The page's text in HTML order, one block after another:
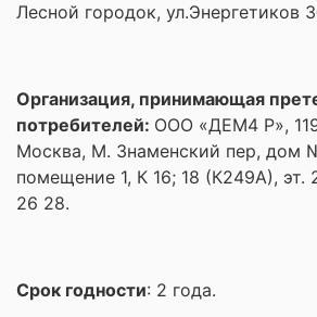
Лесной городок, ул.Энергетиков
Организация, принимающая
потребителей: ООО «ДЕМ4 Р»,
Москва, М. Знаменский пер, дом
помещение 1, К 16; 18 (К249А), эт.
26 28.
Срок годности: 2 года.